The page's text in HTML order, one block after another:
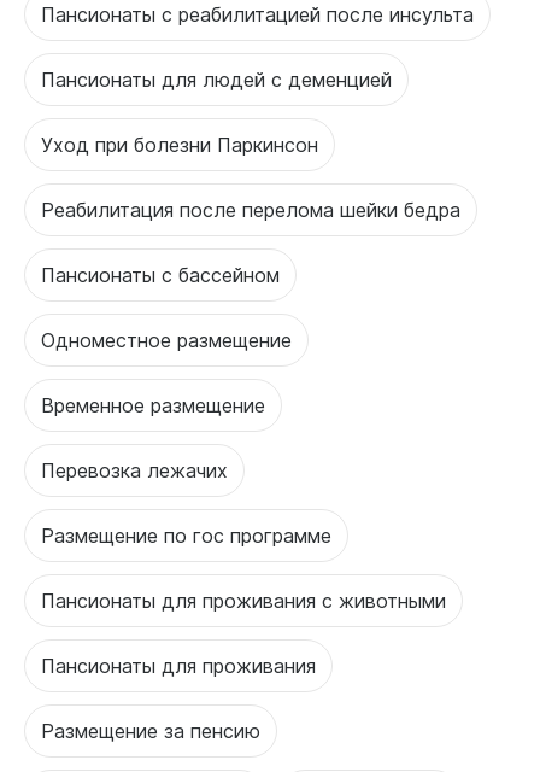
Пансионаты с реабилитацией после инсульта
Пансионаты для людей с деменцией
Уход при болезни Паркинсон
Реабилитация после перелома шейки бедра
Пансионаты с бассейном
Одноместное размещение
Временное размещение
Перевозка лежачих
Размещение по гос программе
Пансионаты для проживания с животными
Пансионаты для проживания
Размещение за пенсию